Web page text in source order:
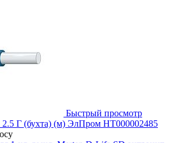
Быстрый просмотр
Г (бухта) (м) ЭлПром НТ000002485